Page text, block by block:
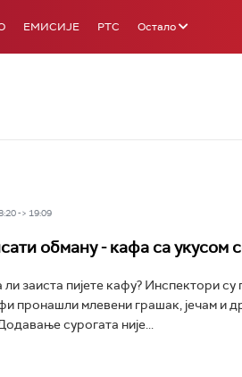
ЕМИСИЈЕ РТС Остало
-> 19:09
обману - кафа са укусом
заиста пијете кафу? Инспектори
пронашли млевени грашак, јечам и
сурогата није...